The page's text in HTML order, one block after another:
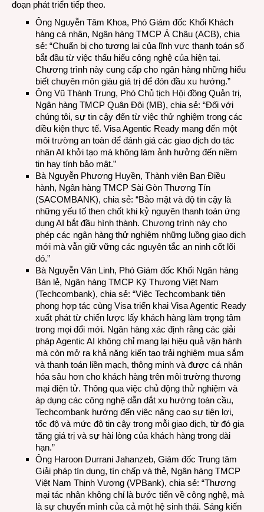
đoạn phát triển tiếp theo.
Ông Nguyễn Tâm Khoa, Phó Giám đốc Khối Khách
hàng cá nhân, Ngân hàng TMCP Á Châu (ACB), chia
sẻ: “Chuẩn bị cho tương lai của lĩnh vực thanh toán số
bắt đầu từ việc thấu hiểu công nghệ của hiện tại.
Chương trình này cung cấp cho ngân hàng những hiểu
biết chuyên môn giàu giá trị để đón đầu xu hướng.”
Ông Vũ Thành Trung, Phó Chủ tịch Hội đồng Quản trị,
Ngân hàng TMCP Quân Đội (MB), chia sẻ: “Đối với
chúng tôi, sự tin cậy đến từ việc thử nghiệm trong các
điều kiện thực tế. Visa Agentic Ready mang đến một
môi trường an toàn để đánh giá các giao dịch do tác
nhân AI khởi tạo mà không làm ảnh hưởng đến niềm
tin hay tính bảo mật.”
Bà Nguyễn Phương Huyền, Thành viên Ban Điều
hành, Ngân hàng TMCP Sài Gòn Thương Tín
(SACOMBANK), chia sẻ: “Bảo mật và độ tin cậy là
những yếu tố then chốt khi kỷ nguyên thanh toán ứng
dụng AI bắt đầu hình thành. Chương trình này cho
phép các ngân hàng thử nghiệm những luồng giao dịch
mới mà vẫn giữ vững các nguyên tắc an ninh cốt lõi
đó.”
Bà Nguyễn Vân Linh, Phó Giám đốc Khối Ngân hàng
Bán lẻ, Ngân hàng TMCP Kỹ Thương Việt Nam
(Techcombank), chia sẻ: “Việc Techcombank tiên
phong hợp tác cùng Visa triển khai Visa Agentic Ready
xuất phát từ chiến lược lấy khách hàng làm trọng tâm
trong mọi đổi mới. Ngân hàng xác định rằng các giải
pháp Agentic AI không chỉ mang lại hiệu quả vận hành
mà còn mở ra khả năng kiến tạo trải nghiệm mua sắm
và thanh toán liền mạch, thông minh và được cá nhân
hóa sâu hơn cho khách hàng trên môi trường thương
mại điện tử. Thông qua việc chủ động thử nghiệm và
áp dụng các công nghệ dẫn dắt xu hướng toàn cầu,
Techcombank hướng đến việc nâng cao sự tiện lợi,
tốc độ và mức độ tin cậy trong mỗi giao dịch, từ đó gia
tăng giá trị và sự hài lòng của khách hàng trong dài
hạn.”
Ông Haroon Durrani Jahanzeb, Giám đốc Trung tâm
Giải pháp tín dụng, tín chấp và thẻ, Ngân hàng TMCP
Việt Nam Thịnh Vượng (VPBank), chia sẻ: “Thương
mại tác nhân không chỉ là bước tiến về công nghệ, mà
là sự chuyển mình của cả một hệ sinh thái. Sáng kiến